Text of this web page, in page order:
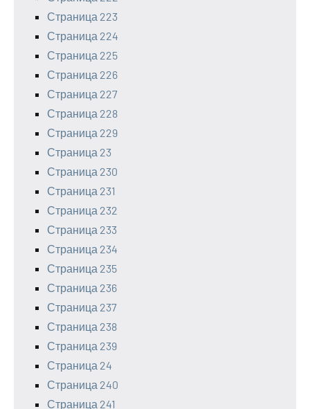
Страница 223
Страница 224
Страница 225
Страница 226
Страница 227
Страница 228
Страница 229
Страница 23
Страница 230
Страница 231
Страница 232
Страница 233
Страница 234
Страница 235
Страница 236
Страница 237
Страница 238
Страница 239
Страница 24
Страница 240
Страница 241